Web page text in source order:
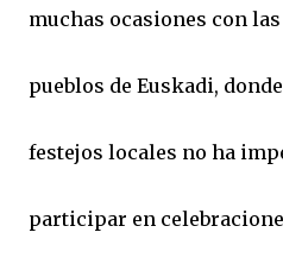
muchas ocasiones con
pueblos de Euskadi,
festejos locales no ha
participar en